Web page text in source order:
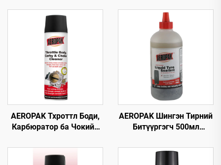
AEROPAK Тхроттл Боди,
Карбюратор ба Чокийн
Машины Карб Цэвэрлэгч
AEROPAK Шингэн Тирний
Битүүргэгч 500мл
Зориулсан Агаарын
Компрессоргүй Ашиглаж